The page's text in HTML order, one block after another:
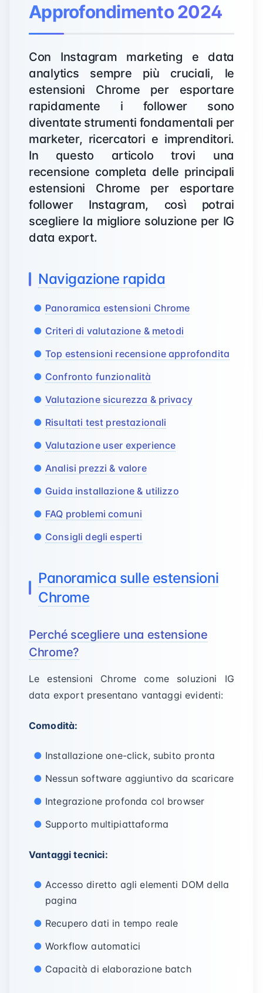
Approfondimento 2024
Con Instagram marketing e data
analytics sempre più cruciali, le
estensioni Chrome per esportare
rapidamente i follower sono
diventate strumenti fondamentali per
marketer, ricercatori e imprenditori.
In questo articolo trovi una
recensione completa delle principali
estensioni Chrome per esportare
follower Instagram, così potrai
scegliere la migliore soluzione per IG
data export.
Navigazione rapida
Panoramica estensioni Chrome
Criteri di valutazione & metodi
Top estensioni recensione approfondita
Confronto funzionalità
Valutazione sicurezza & privacy
Risultati test prestazionali
Valutazione user experience
Analisi prezzi & valore
Guida installazione & utilizzo
FAQ problemi comuni
Consigli degli esperti
Panoramica sulle estensioni
Chrome
Perché scegliere una estensione
Chrome?
Le estensioni Chrome come soluzioni IG
data export presentano vantaggi evidenti:
Comodità:
Installazione one-click, subito pronta
Nessun software aggiuntivo da scaricare
Integrazione profonda col browser
Supporto multipiattaforma
Vantaggi tecnici:
Accesso diretto agli elementi DOM della
pagina
Recupero dati in tempo reale
Workflow automatici
Capacità di elaborazione batch